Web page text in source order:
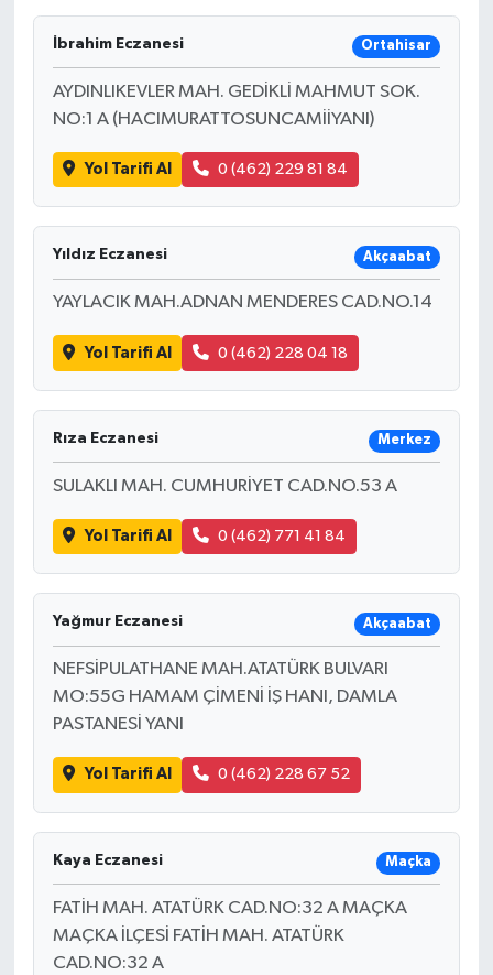
İbrahim Eczanesi Ortahisar
AYDINLIKEVLER MAH. GEDİKLİ MAHMUT SOK.
NO:1 A (HACIMURATTOSUNCAMİİYANI)
Yol Tarifi Al 0 (462) 229 81 84
Yıldız Eczanesi Akçaabat
YAYLACIK MAH.ADNAN MENDERES CAD.NO.14
Yol Tarifi Al 0 (462) 228 04 18
Rıza Eczanesi Merkez
SULAKLI MAH. CUMHURİYET CAD.NO.53 A
Yol Tarifi Al 0 (462) 771 41 84
Yağmur Eczanesi Akçaabat
NEFSİPULATHANE MAH.ATATÜRK BULVARI
MO:55G HAMAM ÇİMENİ İŞ HANI, DAMLA
PASTANESİ YANI
Yol Tarifi Al 0 (462) 228 67 52
Kaya Eczanesi Maçka
FATİH MAH. ATATÜRK CAD.NO:32 A MAÇKA
MAÇKA İLÇESİ FATİH MAH. ATATÜRK
CAD.NO:32 A